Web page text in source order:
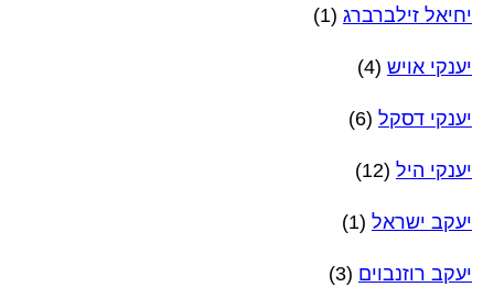
יחיאל זילברברג (1)
יענקי אויש (4)
יענקי דסקל (6)
יענקי היל (12)
יעקב ישראל (1)
יעקב רוזנבוים (3)